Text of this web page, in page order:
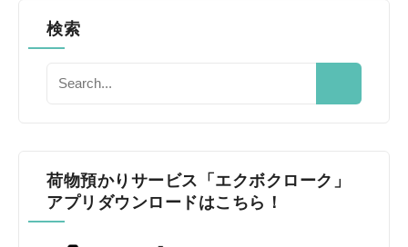
検索
荷物預かりサービス「エクボクローク」
アプリダウンロードはこちら！